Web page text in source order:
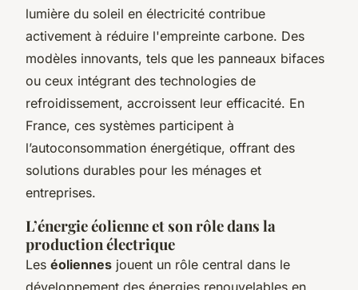
lumière du soleil en électricité contribue
activement à réduire l'empreinte carbone. Des
modèles innovants, tels que les panneaux bifaces
ou ceux intégrant des technologies de
refroidissement, accroissent leur efficacité. En
France, ces systèmes participent à
l’autoconsommation énergétique, offrant des
solutions durables pour les ménages et
entreprises.
L’énergie éolienne et son rôle dans la
production électrique
Les éoliennes jouent un rôle central dans le
développement des énergies renouvelables en